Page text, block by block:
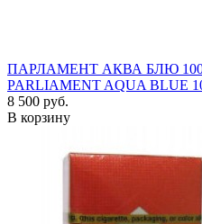
ПАРЛАМЕНТ АКВА БЛЮ
PARLIAMENT AQUA BLUE
8 500 руб.
В корзину